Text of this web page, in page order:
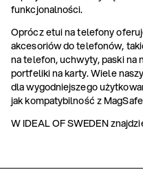
funkcjonalności.
Oprócz etui na telefony
akcesoriów do telefonów,
na telefon, uchwyty, paski na
portfeliki na karty. Wiele
dla wygodniejszego
jak kompatybilność z
W IDEAL OF SWEDEN